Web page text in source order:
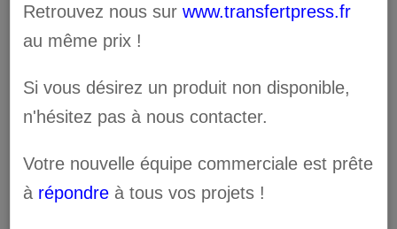
– Magenta léger
– Noir léger
– Blanc (en 250cc)
Retrouvez nous surwww.transfertpress.fr
au même prix !
Si vous désirez un produit non disponible,
n'hésitez pas à nous contacter.
Votre nouvelle équipe commerciale est prête
à répondre à tous vos projets !